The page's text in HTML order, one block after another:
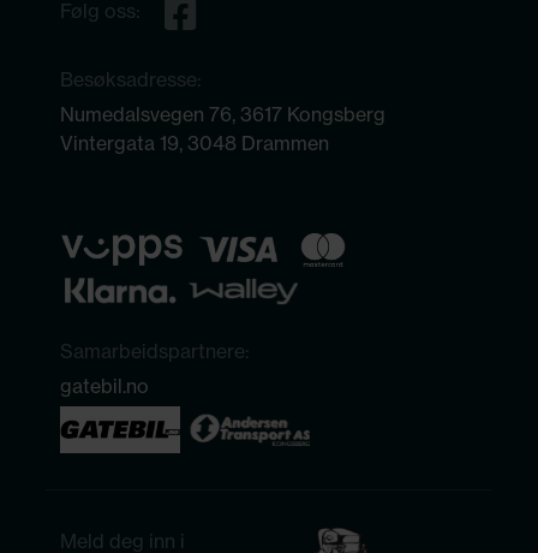
Følg oss:
Besøksadresse:
Numedalsvegen 76, 3617 Kongsberg
Vintergata 19, 3048 Drammen
Samarbeidspartnere:
gatebil.no
Meld deg inn i